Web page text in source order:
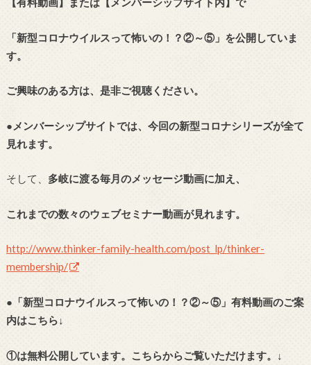
「新型コロナウイルスって怖いの！？②～⑤」を公開していま
す。
ご興味のある方は、是非ご視聴ください。
●メンバーシップサイトでは、今回の新型コロナシリーズが全て
見れます。
そして、 多岐に渡る毎月のメッセージ動画に加え、
これまでの数々のウェブセミナー動画が見れます。
http://www.thinker-family-health.com/post_lp/thinker-
membership/
●「新型コロナウイルスって怖いの！？②～⑤」有料動画のご案
内はこちら↓
①は無料公開しています。こちらからご覧いただけます。↓